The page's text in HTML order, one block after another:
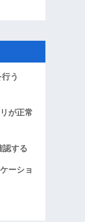
う
が正常
認する
ーショ